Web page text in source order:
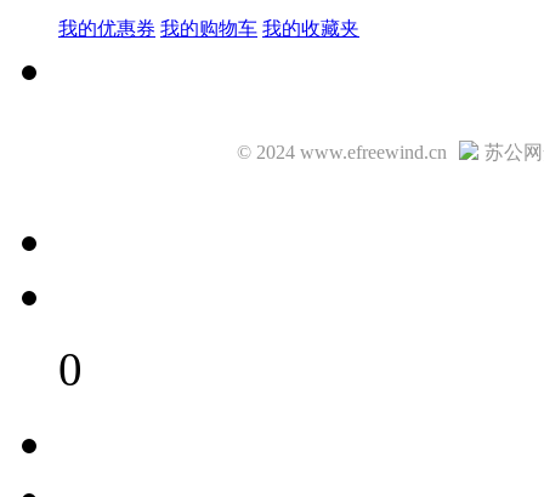
我的优惠券 我的购物车 我的收藏夹
© 2024 www.efreewind.cn 苏公网
0